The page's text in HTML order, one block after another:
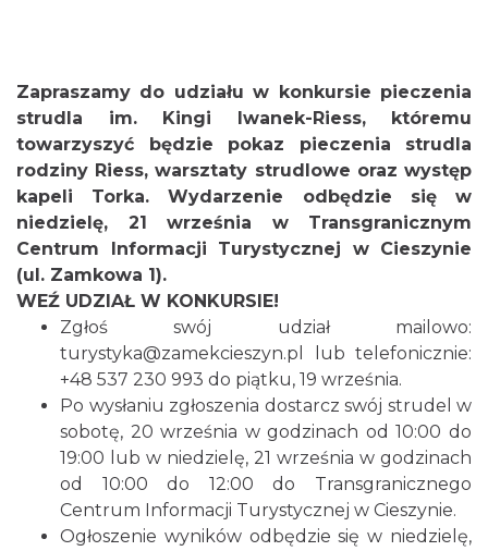
Cieszyn
2026-08-29
Cieszyn
2026-09-12
0.00 km
Zapraszamy do udziału w konkursie pieczenia
strudla im. Kingi Iwanek-Riess, któremu
towarzyszyć będzie pokaz pieczenia strudla
rodziny Riess, warsztaty strudlowe oraz występ
kapeli Torka. Wydarzenie odbędzie się w
niedzielę, 21 września w Transgranicznym
Centrum Informacji Turystycznej w Cieszynie
(ul. Zamkowa 1).
WEŹ UDZIAŁ W KONKURSIE!
Zgłoś swój udział mailowo:
turystyka@zamekcieszyn.pl lub telefonicznie:
+48 537 230 993 do piątku, 19 września.
Po wysłaniu zgłoszenia dostarcz swój strudel w
sobotę, 20 września w godzinach od 10:00 do
19:00 lub w niedzielę, 21 września w godzinach
od 10:00 do 12:00 do Transgranicznego
Centrum Informacji Turystycznej w Cieszynie.
Ogłoszenie wyników odbędzie się w niedzielę,